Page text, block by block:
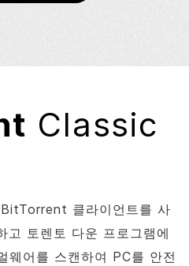
Classic
BitTorrent 클라이언트를 사
고 토렌토 다운 프로그램에
웨어를 스캔하여 PC를 안전